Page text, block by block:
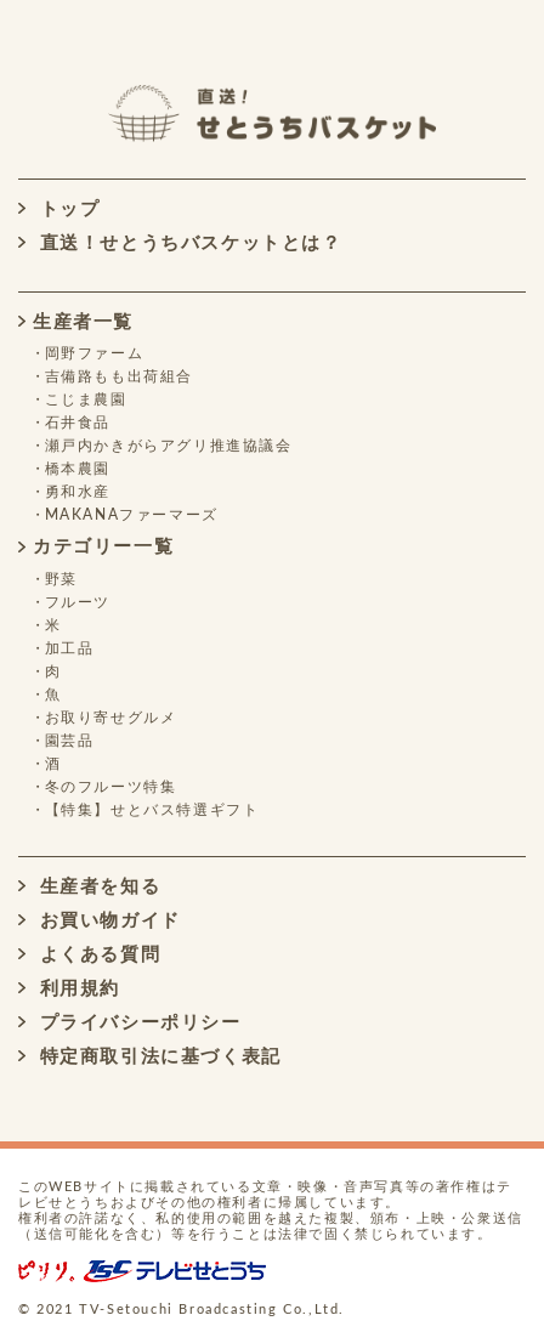
トップ
直送！せとうちバスケットとは？
生産者一覧
岡野ファーム
吉備路もも出荷組合
こじま農園
石井食品
瀬戸内かきがらアグリ推進協議会
橋本農園
勇和水産
MAKANAファーマーズ
カテゴリー一覧
野菜
フルーツ
米
加工品
肉
魚
お取り寄せグルメ
園芸品
酒
冬のフルーツ特集
【特集】せとバス特選ギフト
生産者を知る
お買い物ガイド
よくある質問
利用規約
プライバシーポリシー
特定商取引法に基づく表記
このWEBサイトに掲載されている文章・映像・音声写真等の著作権はテ
レビせとうちおよびその他の権利者に帰属しています。
権利者の許諾なく、私的使用の範囲を越えた複製、頒布・上映・公衆送信
（送信可能化を含む）等を行うことは法律で固く禁じられています。
© 2021 TV-Setouchi Broadcasting Co.,Ltd.